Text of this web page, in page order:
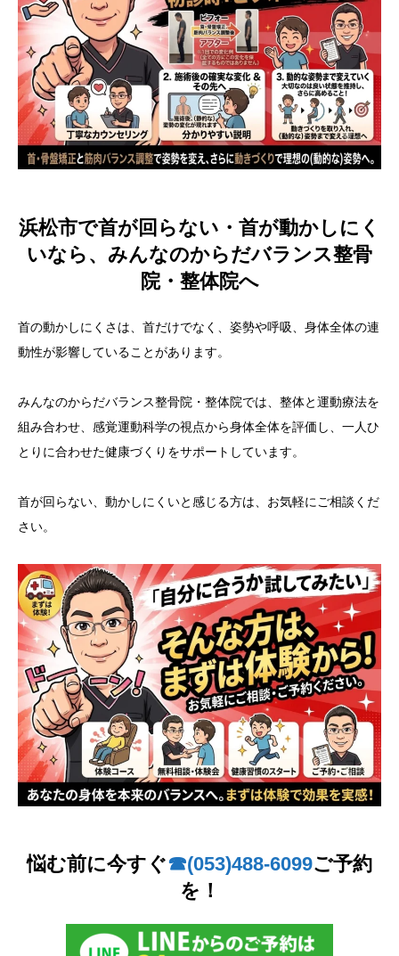
浜松市で首が回らない・首が動かしにく
いなら、みんなのからだバランス整骨
院・整体院へ
首の動かしにくさは、首だけでなく、姿勢や呼吸、身体全体の連
動性が影響していることがあります。
みんなのからだバランス整骨院・整体院では、整体と運動療法を
組み合わせ、感覚運動科学の視点から身体全体を評価し、一人ひ
とりに合わせた健康づくりをサポートしています。
首が回らない、動かしにくいと感じる方は、お気軽にご相談くだ
さい。
悩む前に今すぐ☎︎(053)488-6099ご予約
を！